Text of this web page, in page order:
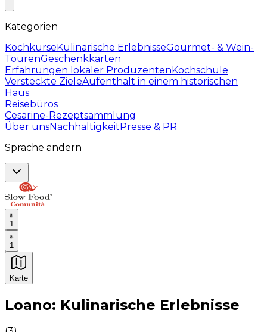
Kategorien
KochkurseKulinarische ErlebnisseGourmet- & Wein-
TourenGeschenkkarten
Erfahrungen lokaler ProduzentenKochschule
Versteckte ZieleAufenthalt in einem historischen
Haus
Reisebüros
Cesarine-Rezeptsammlung
Über unsNachhaltigkeitPresse & PR
Sprache ändern
1
1
Karte
Unvergessliche kulinarische Erlebnisse:
Loano: Kulinarische Erlebnisse